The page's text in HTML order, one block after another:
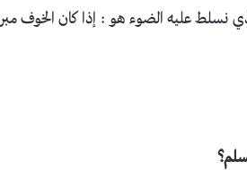
نسلط عليه الضوء هو : إذا كان الخوف